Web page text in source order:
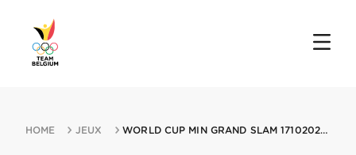
HOME JEUX WORLD CUP MIN GRAND SLAM 17102021 PARIS